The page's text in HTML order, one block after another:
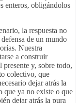
enteros, obligándolos
la respuesta no
de un mundo
Nuestra
a construir
presente y, sobre todo,
colectivo, que
dejar atrás la
que ya no existe o que
dejar atrás la pura